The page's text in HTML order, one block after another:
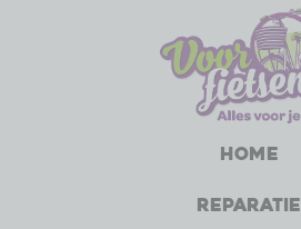
Home
Reparatie